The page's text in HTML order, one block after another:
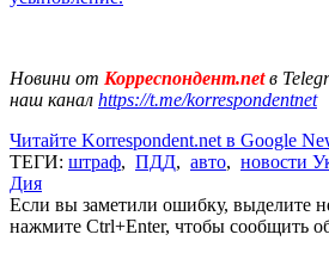
Новини от Корреспондент.netв
наш канал https://t.me/korrespondentnet
Читайте Korrespondent.net в Google
ТЕГИ: штраф, ПДД, авто, новости
Дия
Если вы заметили ошибку, выделите
нажмите Ctrl+Enter, чтобы сообщить